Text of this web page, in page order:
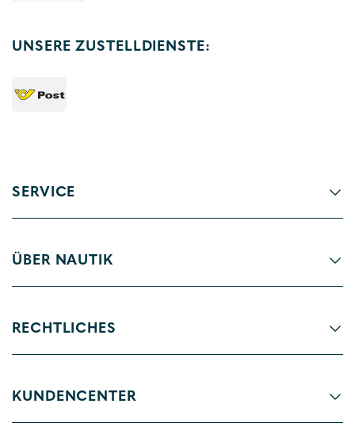
UNSERE ZUSTELLDIENSTE:
SERVICE
ÜBER NAUTIK
RECHTLICHES
KUNDENCENTER